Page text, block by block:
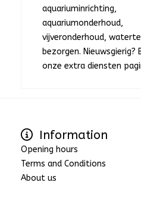
aquariuminrichting,
aquariumonderhoud,
vijveronderhoud,
bezorgen. Nieuwsgierig?
onze extra diensten
Information
Opening hours
Terms and Conditions
About us